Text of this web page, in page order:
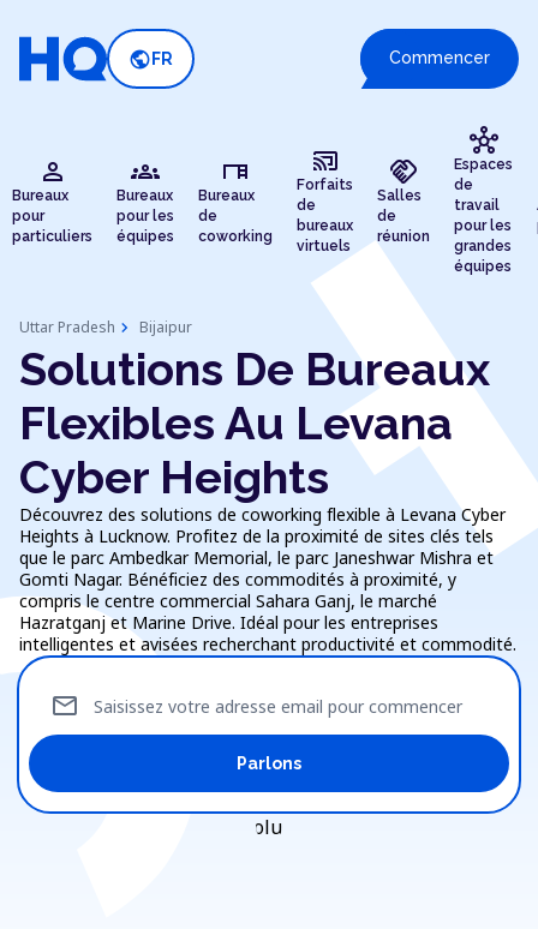
public FR Commencer
person
Bureaux
pour
particuliers
groups
Bureaux
pour les
équipes
desk
Bureaux
de
coworking
cast_connected
Forfaits
de
bureaux
virtuels
handshake
Salles
de
réunion
hub
Espaces
de
travail
pour les
grandes
équipes
Uttar Pradesh chevron_right Bijaipur
Solutions De Bureaux
Flexibles Au Levana
Cyber Heights
Découvrez des solutions de coworking flexible à Levana Cyber
Heights à Lucknow. Profitez de la proximité de sites clés tels
que le parc Ambedkar Memorial, le parc Janeshwar Mishra et
Gomti Nagar. Bénéficiez des commodités à proximité, y
compris le centre commercial Sahara Ganj, le marché
Hazratganj et Marine Drive. Idéal pour les entreprises
intelligentes et avisées recherchant productivité et commodité.
Saisissez votre adresse email pour commencer
mail
Parlons